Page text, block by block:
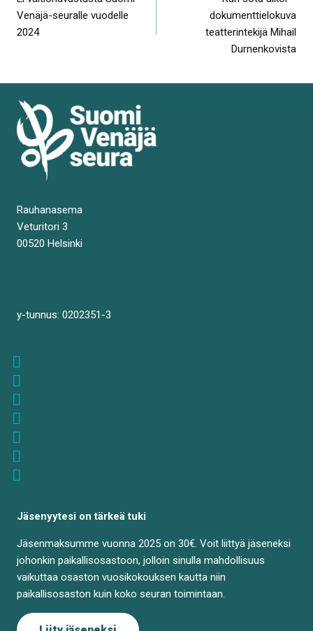
selaus
Venäjä-seuralle vuodelle
2024
dokumenttielokuva
teatterintekijä Mihail
Durnenkovista
Rauhanasema
Veturitori 3
00520 Helsinki
y-tunnus: 0202351-3
Jäsenyytesi on tärkeä tuki
Jäsenmaksumme vuonna 2025 on 30€. Voit liittyä jäseneksi
johonkin paikallisosastoon, jolloin sinulla mahdollisuus
vaikuttaa osaston vuosikokouksen kautta niin
paikallisosaston kuin koko seuran toimintaan.